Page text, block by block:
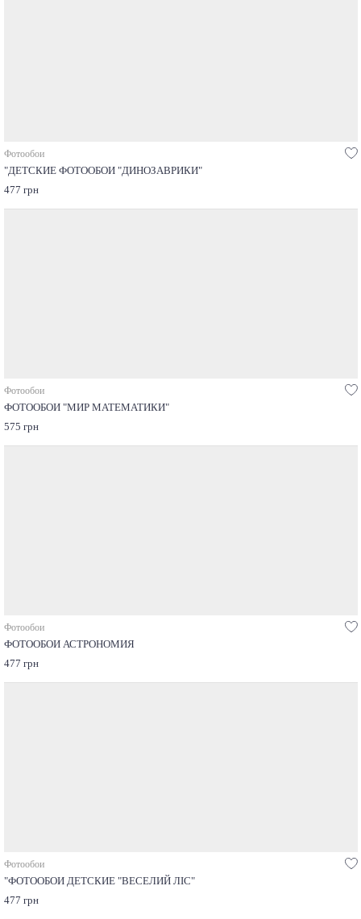
Фотообои
"ДЕТСКИЕ ФОТООБОИ "ДИНОЗАВРИКИ"
477 грн
Фотообои
ФОТООБОИ "МИР МАТЕМАТИКИ"
575 грн
Фотообои
ФОТООБОИ АСТРОНОМИЯ
477 грн
Фотообои
"ФОТООБОИ ДЕТСКИЕ "ВЕСЕЛИЙ ЛІС"
477 грн